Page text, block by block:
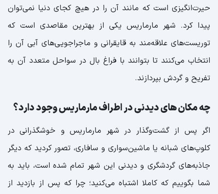
حیرت‌انگیزی است که مانند آن را در هیچ کجای دنیا نمی‌توان
پیدا کرد. شهر مارماریس یکی از بهترین مقاصدی است که
توریست‌های علاقه‌مند به قایقرانی و ماجراجویی‌های آبی آن را
انتخاب می‌کنند تا بتوانند با فراغ بال در سواحل متعدد آن به
تفریح و گردش بپردازند.
چه مکان های دیدنی در اطراف مارماریس وجود دارد؟
اگر پس از گشت‌وگذار در شهر مارماریس و خوشگذرانی در
کلوپ‌های شبانه یا ماشین‌سواری و سافاری، تصور کردید که دیگر
جاذبه‌های گردشگری و دیدنی این شهر تمام شده است، باید به
شما بگوییم که کاملا اشتباه می‌کنید؛ چرا که پس از بازدید از